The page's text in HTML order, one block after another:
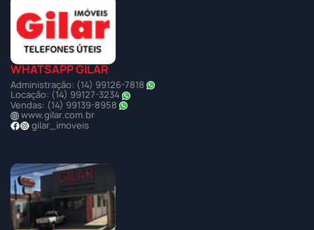
WHATSAPP GILAR
Administração: (14) 99126-7818
Locação: (14) 99127-3234
Vendas: (14) 99139-8958
www.gilar.com.br
gilar_imoveis